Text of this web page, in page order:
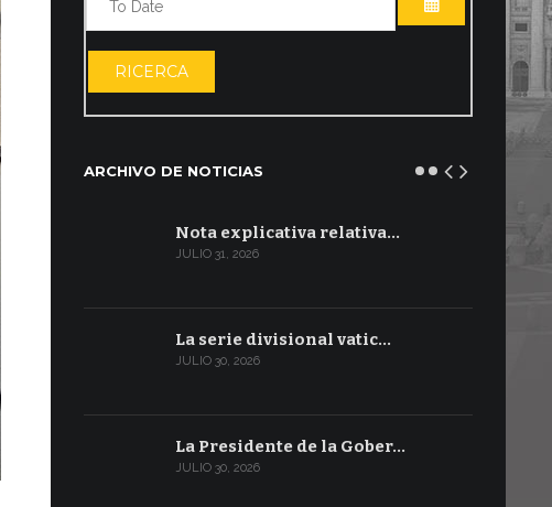
ABRIR EL
RICERCA
ARCHIVO DE NOTICIAS
Nota explicativa relativa…
JULIO 31, 2026
La serie divisional vatic…
JULIO 30, 2026
La Presidente de la Gober…
JULIO 30, 2026